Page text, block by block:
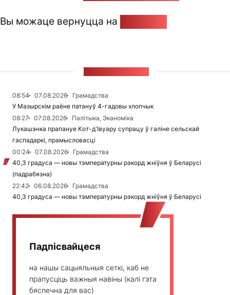
Вы можаце вернуцца на
08:54 07.08.2026
Грамадства
У Мазырскім раёне патануў 4-гадовы хлопчык
08:27
07.08.2026
Палітыка, Эканоміка
Лукашэнка прапануе Кот-д'Івуару супрацу ў галіне сельскай
гаспадаркі, прамысловасці
00:24
07.08.2026
Грамадства
40,3 градуса — новы тэмпературны рэкорд жніўня ў Беларусі
(падрабязна)
22:42
06.08.2026
Грамадства
40,3 градуса — новы тэмпературны рэкорд жніўня ў Беларусі
Падпісвайцеся
на нашы сацыяльныя сеткі, каб не
прапусціць важныя навіны (калі гэта
бяспечна для вас)